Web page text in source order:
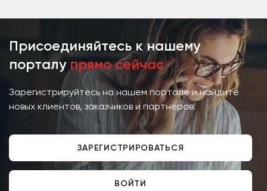
Присоединяйтесь к нашему
порталу прямо сейчас
Зарегистрируйтесь на нашем портале и найдите
новых клиентов, заказчиков и партнёров!
ЗАРЕГИСТРИРОВАТЬСЯ
ВОЙТИ